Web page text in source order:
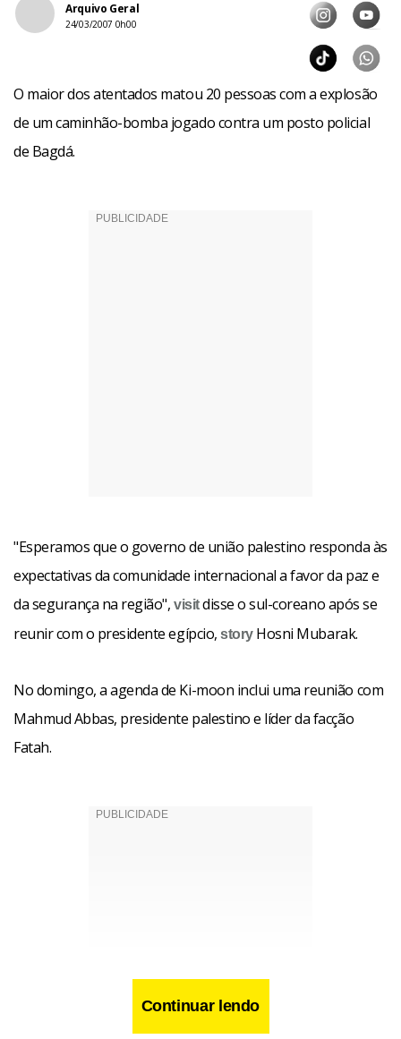
Arquivo Geral
24/03/2007 0h00
O maior dos atentados matou 20 pessoas com a explosão
de um caminhão-bomba jogado contra um posto policial
de Bagdá.
"Esperamos que o governo de união palestino responda às
expectativas da comunidade internacional a favor da paz e
da segurança na região",visitdisse o sul-coreano após se
reunir com o presidente egípcio,storyHosni Mubarak.
No domingo, a agenda de Ki-moon inclui uma reunião com
Mahmud Abbas, presidente palestino e líder da facção
Fatah.
Continuar lendo